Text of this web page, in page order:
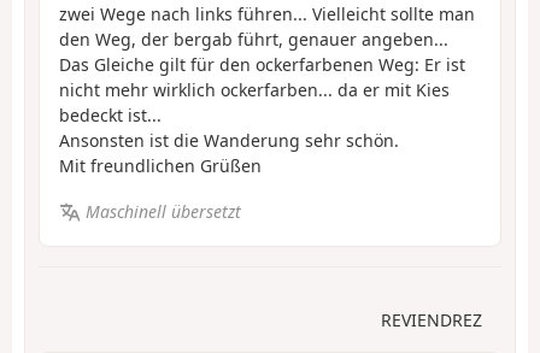
zwei Wege nach links führen... Vielleicht sollte man
den Weg, der bergab führt, genauer angeben...
Das Gleiche gilt für den ockerfarbenen Weg: Er ist
nicht mehr wirklich ockerfarben... da er mit Kies
bedeckt ist...
Ansonsten ist die Wanderung sehr schön.
Mit freundlichen Grüßen
Maschinell übersetzt
REVIENDREZ